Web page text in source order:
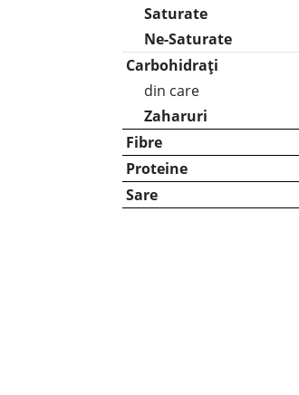
Saturate
Ne-Saturate
Carbohidrați
din care
Zaharuri
Fibre
Proteine
Sare